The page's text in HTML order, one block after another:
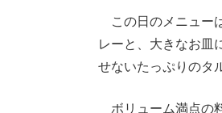
この日のメニュー
レーと、大きなお皿
せないたっぷりのタ
ボリューム満点の